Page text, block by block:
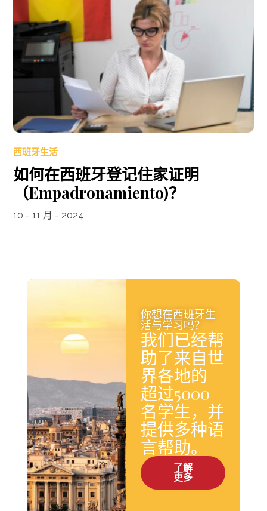
西班牙生活
如何在西班牙登记住家证明
（Empadronamiento)？
10 - 11 月 - 2024
你想在西班牙生
活与学习吗？
我们已经帮
助了来自世
界各地的
超过5000
名学生，并
提供多种语
言帮助。
了解
更多